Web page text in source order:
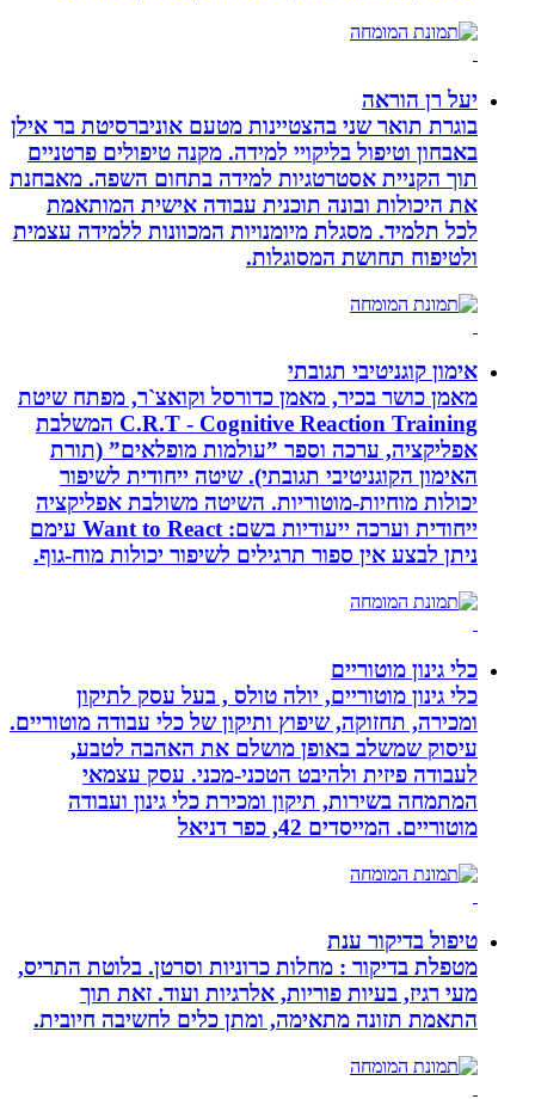
יעל רן הוראה
בוגרת תואר שני בהצטיינות מטעם אוניברסיטת בר אילן
באבחון וטיפול בליקויי למידה. מקנה טיפולים פרטניים
תוך הקניית אסטרטגיות למידה בתחום השפה. מאבחנת
את היכולות ובונה תוכנית עבודה אישית המותאמת
לכל תלמיד. מסגלת מיומנויות המכוונות ללמידה עצמית
ולטיפוח תחושת המסוגלות.
אימון קוגניטיבי תגובתי
מאמן כושר בכיר, מאמן כדורסל וקואצ`ר, מפתח שיטת
C.R.T - Cognitive Reaction Training המשלבת
אפליקציה, ערכה וספר ”עולמות מופלאים” (תורת
האימון הקוגניטיבי תגובתי). שיטה ייחודית לשיפור
יכולות מוחיות-מוטוריות. השיטה משולבת אפליקציה
ייחודית וערכה ייעודיות בשם: Want to React עימם
ניתן לבצע אין ספור תרגילים לשיפור יכולות מוח-גוף.
כלי גינון מוטוריים
כלי גינון מוטוריים, יולה טולס , בעל עסק לתיקון
ומכירה, תחזוקה, שיפוץ ותיקון של כלי עבודה מוטוריים.
עיסוק שמשלב באופן מושלם את האהבה לטבע,
לעבודה פיזית ולהיבט הטכני-מכני. עסק עצמאי
המתמחה בשירות, תיקון ומכירת כלי גינון ועבודה
מוטוריים. המייסדים 42, כפר דניאל
טיפול בדיקור ענת
מטפלת בדיקור : מחלות כרוניות וסרטן. בלוטת התריס,
מעי רגיז, בעיות פוריות, אלרגיות ועוד. זאת תוך
התאמת תזונה מתאימה, ומתן כלים לחשיבה חיובית.